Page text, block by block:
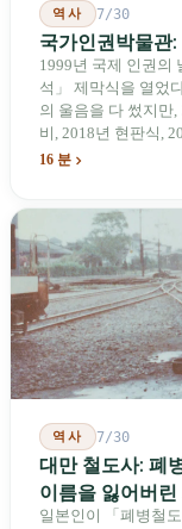
역사 7/30
국가인권박물관
1999년 국제 인권의
석」 제막식을 열었
의 울음을 다 썼지만
비, 2018년 현판식,
념하기 위해 스스로
16 분
역사 7/30
대만 철도사: 폐
이름을 잃어버
일본인이 「폐병철